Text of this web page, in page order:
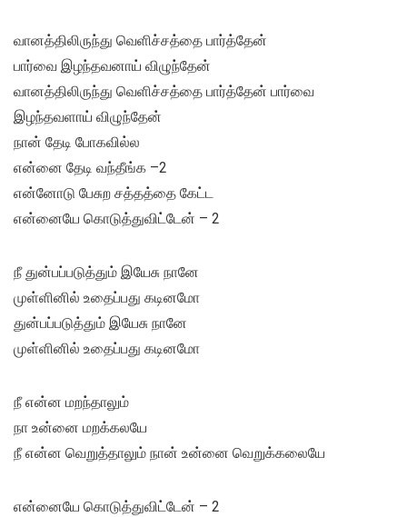
வானத்திலிருந்து வெளிச்சத்தை பார்த்தேன்
பார்வை இழந்தவனாய் விழுந்தேன்
வானத்திலிருந்து வெளிச்சத்தை பார்த்தேன் பார்வை
இழந்தவளாய் விழுந்தேன்
நான் தேடி போகவில்ல
என்னை தேடி வந்தீங்க –2
என்னோடு பேசுற சத்தத்தை கேட்ட
என்னையே கொடுத்துவிட்டேன் – 2
நீ துன்பப்படுத்தும் இயேசு நானே
முள்ளினில் உதைப்பது கடினமோ
துன்பப்படுத்தும் இயேசு நானே
முள்ளினில் உதைப்பது கடினமோ
நீ என்ன மறந்தாலும்
நா உன்னை மறக்கலயே
நீ என்ன வெறுத்தாலும் நான் உன்னை வெறுக்கலையே
என்னையே கொடுத்துவிட்டேன் – 2